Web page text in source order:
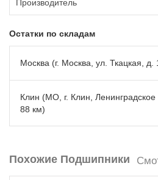
Производитель
Остатки по складам
Москва (г. Москва, ул. Ткацкая, д.
Клин (МО, г. Клин,
88 км)
Похожие Подшипники